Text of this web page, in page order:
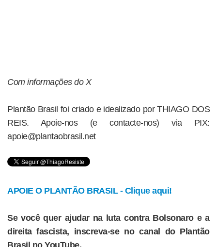
Com informações do X
Plantão Brasil foi criado e idealizado por THIAGO DOS
REIS. Apoie-nos (e contacte-nos) via PIX:
apoie@plantaobrasil.net
APOIE O PLANTÃO BRASIL - Clique aqui!
Se você quer ajudar na luta contra Bolsonaro e a
direita fascista, inscreva-se no canal do Plantão